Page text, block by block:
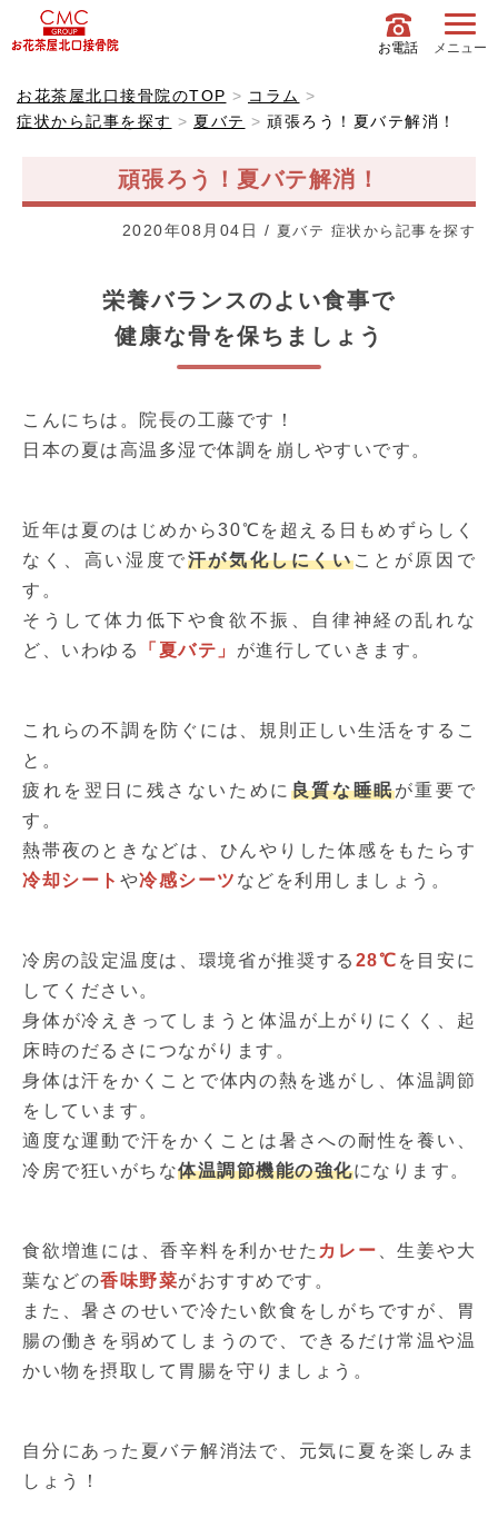
お電話 メニュー
お花茶屋北口接骨院のTOP
コラム
症状から記事を探す
夏バテ 頑張ろう！夏バテ解消！
頑張ろう！夏バテ解消！
2020年08月04日 / 夏バテ 症状から記事を探す
栄養バランスのよい食事で
健康な骨を保ちましょう
こんにちは。院長の工藤です！
日本の夏は高温多湿で体調を崩しやすいです。
近年は夏のはじめから30℃を超える日もめずらしく
なく、高い湿度で汗が気化しにくいことが原因で
す。
そうして体力低下や食欲不振、自律神経の乱れな
ど、いわゆる
「夏バテ」 が進行していきます。
これらの不調を防ぐには、規則正しい生活をするこ
と。
疲れを翌日に残さないために 良質な睡眠が重要で
す。
熱帯夜のときなどは、ひんやりした体感をもたらす
冷却シート や冷感シーツ などを利用しましょう。
冷房の設定温度は、環境省が推奨する 28℃ を目安に
してください。
身体が冷えきってしまうと体温が上がりにくく、起
床時のだるさにつながります。
身体は汗をかくことで体内の熱を逃がし、体温調節
をしています。
適度な運動で汗をかくことは暑さへの耐性を養い、
冷房で狂いがちな体温調節機能の強化になります。
食欲増進には、香辛料を利かせた カレー 、生姜や大
葉などの香味野菜がおすすめです。
また、暑さのせいで冷たい飲食をしがちですが、胃
腸の働きを弱めてしまうので、できるだけ常温や温
かい物を摂取して胃腸を守りましょう。
自分にあった夏バテ解消法で、元気に夏を楽しみま
しょう！